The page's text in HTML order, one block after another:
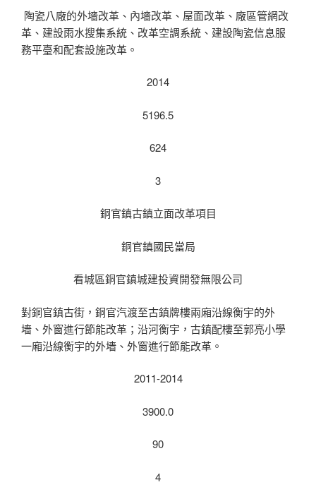
陶瓷八廠的外墻改革、內墻改革、屋面改革、廠區管網改
革、建設雨水搜集系統、改革空調系統、建設陶瓷信息服
務平臺和配套設施改革。
2014
5196.5
624
3
銅官鎮古鎮立面改革項目
銅官鎮國民當局
看城區銅官鎮城建投資開發無限公司
對銅官鎮古街，銅官汽渡至古鎮牌樓兩廂沿線衡宇的外
墻、外窗進行節能改革；沿河衡宇，古鎮配樓至郭亮小學
一廂沿線衡宇的外墻、外窗進行節能改革。
2011-2014
3900.0
90
4